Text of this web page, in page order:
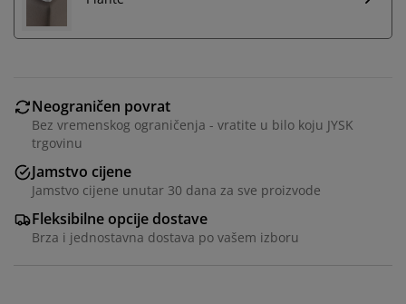
Neograničen povrat
Bez vremenskog ograničenja - vratite u bilo koju JYSK
trgovinu
Jamstvo cijene
Jamstvo cijene unutar 30 dana za sve proizvode
Fleksibilne opcije dostave
Brza i jednostavna dostava po vašem izboru